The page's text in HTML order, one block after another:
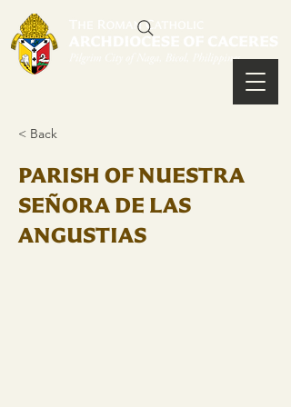
< Back
PARISH OF NUESTRA
SEÑORA DE LAS
ANGUSTIAS